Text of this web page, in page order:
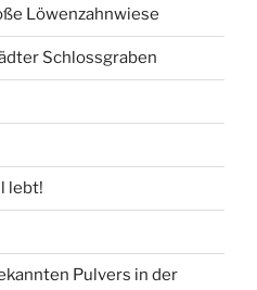
Löwenzahnwiese
Schlossgraben
lebt!
Pulvers in der